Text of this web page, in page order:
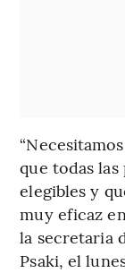
que todas las
elegibles y
muy eficaz
la secretaria
Psaki, el